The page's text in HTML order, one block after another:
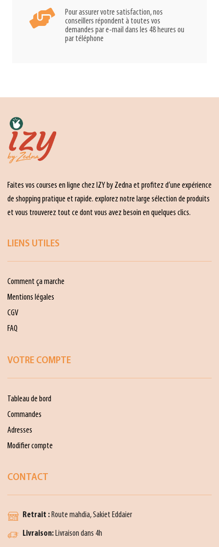
Pour assurer votre satisfaction, nos
conseillers répondent à toutes vos
demandes par e-mail dans les 48 heures ou
par téléphone
Faites vos courses en ligne chez IZY by Zedna et profitez d’une expérience
de shopping pratique et rapide. explorez notre large sélection de produits
et vous trouverez tout ce dont vous avez besoin en quelques clics.
LIENS UTILES
Comment ça marche
Mentions légales
CGV
FAQ
VOTRE COMPTE
Tableau de bord
Commandes
Adresses
Modifier compte
CONTACT
Retrait :Route mahdia, Sakiet Eddaier
Livraison:Livraison dans 4h